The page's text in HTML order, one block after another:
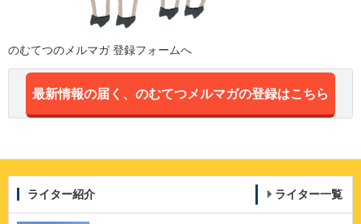
のむてつのメルマガ 登録フォームへ
最新情報の届く、のむてつメルマガの登録はこちら
ライター紹介 ライター一覧